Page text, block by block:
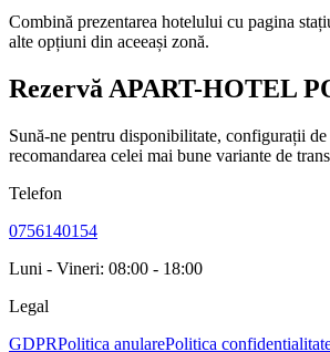
Combină prezentarea hotelului cu pagina
alte opțiuni din aceeași zonă.
Rezervă APART-HOTEL
Sună-ne pentru disponibilitate, configurații de
recomandarea celei mai bune variante de
Telefon
0756140154
Luni - Vineri: 08:00 - 18:00
Legal
GDPRPolitica anularePolitica